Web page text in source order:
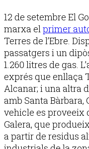
12 de setembre El
marxa el primer
Terres de l’Ebre.
passatgers i un
1.260 litres de gas.
exprés que enllaça
Alcanar; i una altra
amb Santa Bàrbara,
vehicle es proveeix
Galera, que
a partir de residus